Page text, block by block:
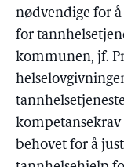
nødvendige for
for
kommunen, jf.
behovet for å